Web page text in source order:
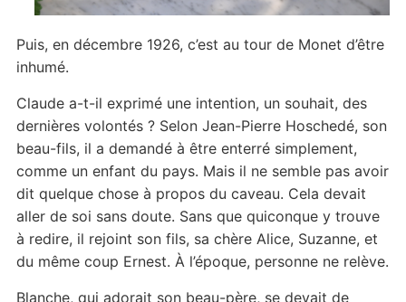
Puis, en décembre 1926, c’est au tour de Monet d’être
inhumé.
Claude a-t-il exprimé une intention, un souhait, des
dernières volontés ? Selon Jean-Pierre Hoschedé, son
beau-fils, il a demandé à être enterré simplement,
comme un enfant du pays. Mais il ne semble pas avoir
dit quelque chose à propos du caveau. Cela devait
aller de soi sans doute. Sans que quiconque y trouve
à redire, il rejoint son fils, sa chère Alice, Suzanne, et
du même coup Ernest. À l’époque, personne ne relève.
Blanche, qui adorait son beau-père, se devait de